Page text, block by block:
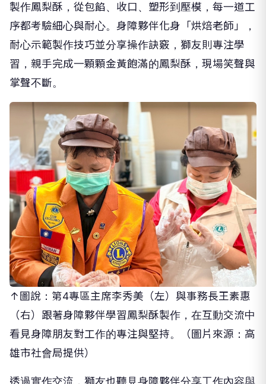
製作鳳梨酥，從包餡、收口、塑形到壓模，每一道工
序都考驗細心與耐心。身障夥伴化身「烘焙老師」，
耐心示範製作技巧並分享操作訣竅，獅友則專注學
習，親手完成一顆顆金黃飽滿的鳳梨酥，現場笑聲與
掌聲不斷。
↑圖說：第4專區主席李秀美（左）與事務長王素惠
（右）跟著身障夥伴學習鳳梨酥製作，在互動交流中
看見身障朋友對工作的專注與堅持。（圖片來源：高
雄市社會局提供）